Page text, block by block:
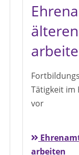
Tätigkeit im
vor
arbeiten